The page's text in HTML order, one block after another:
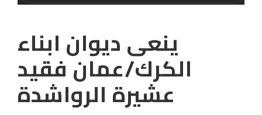
ينعى ديوان ابناء
الكرك/عمان فقيد
عشيرة الرواشدة